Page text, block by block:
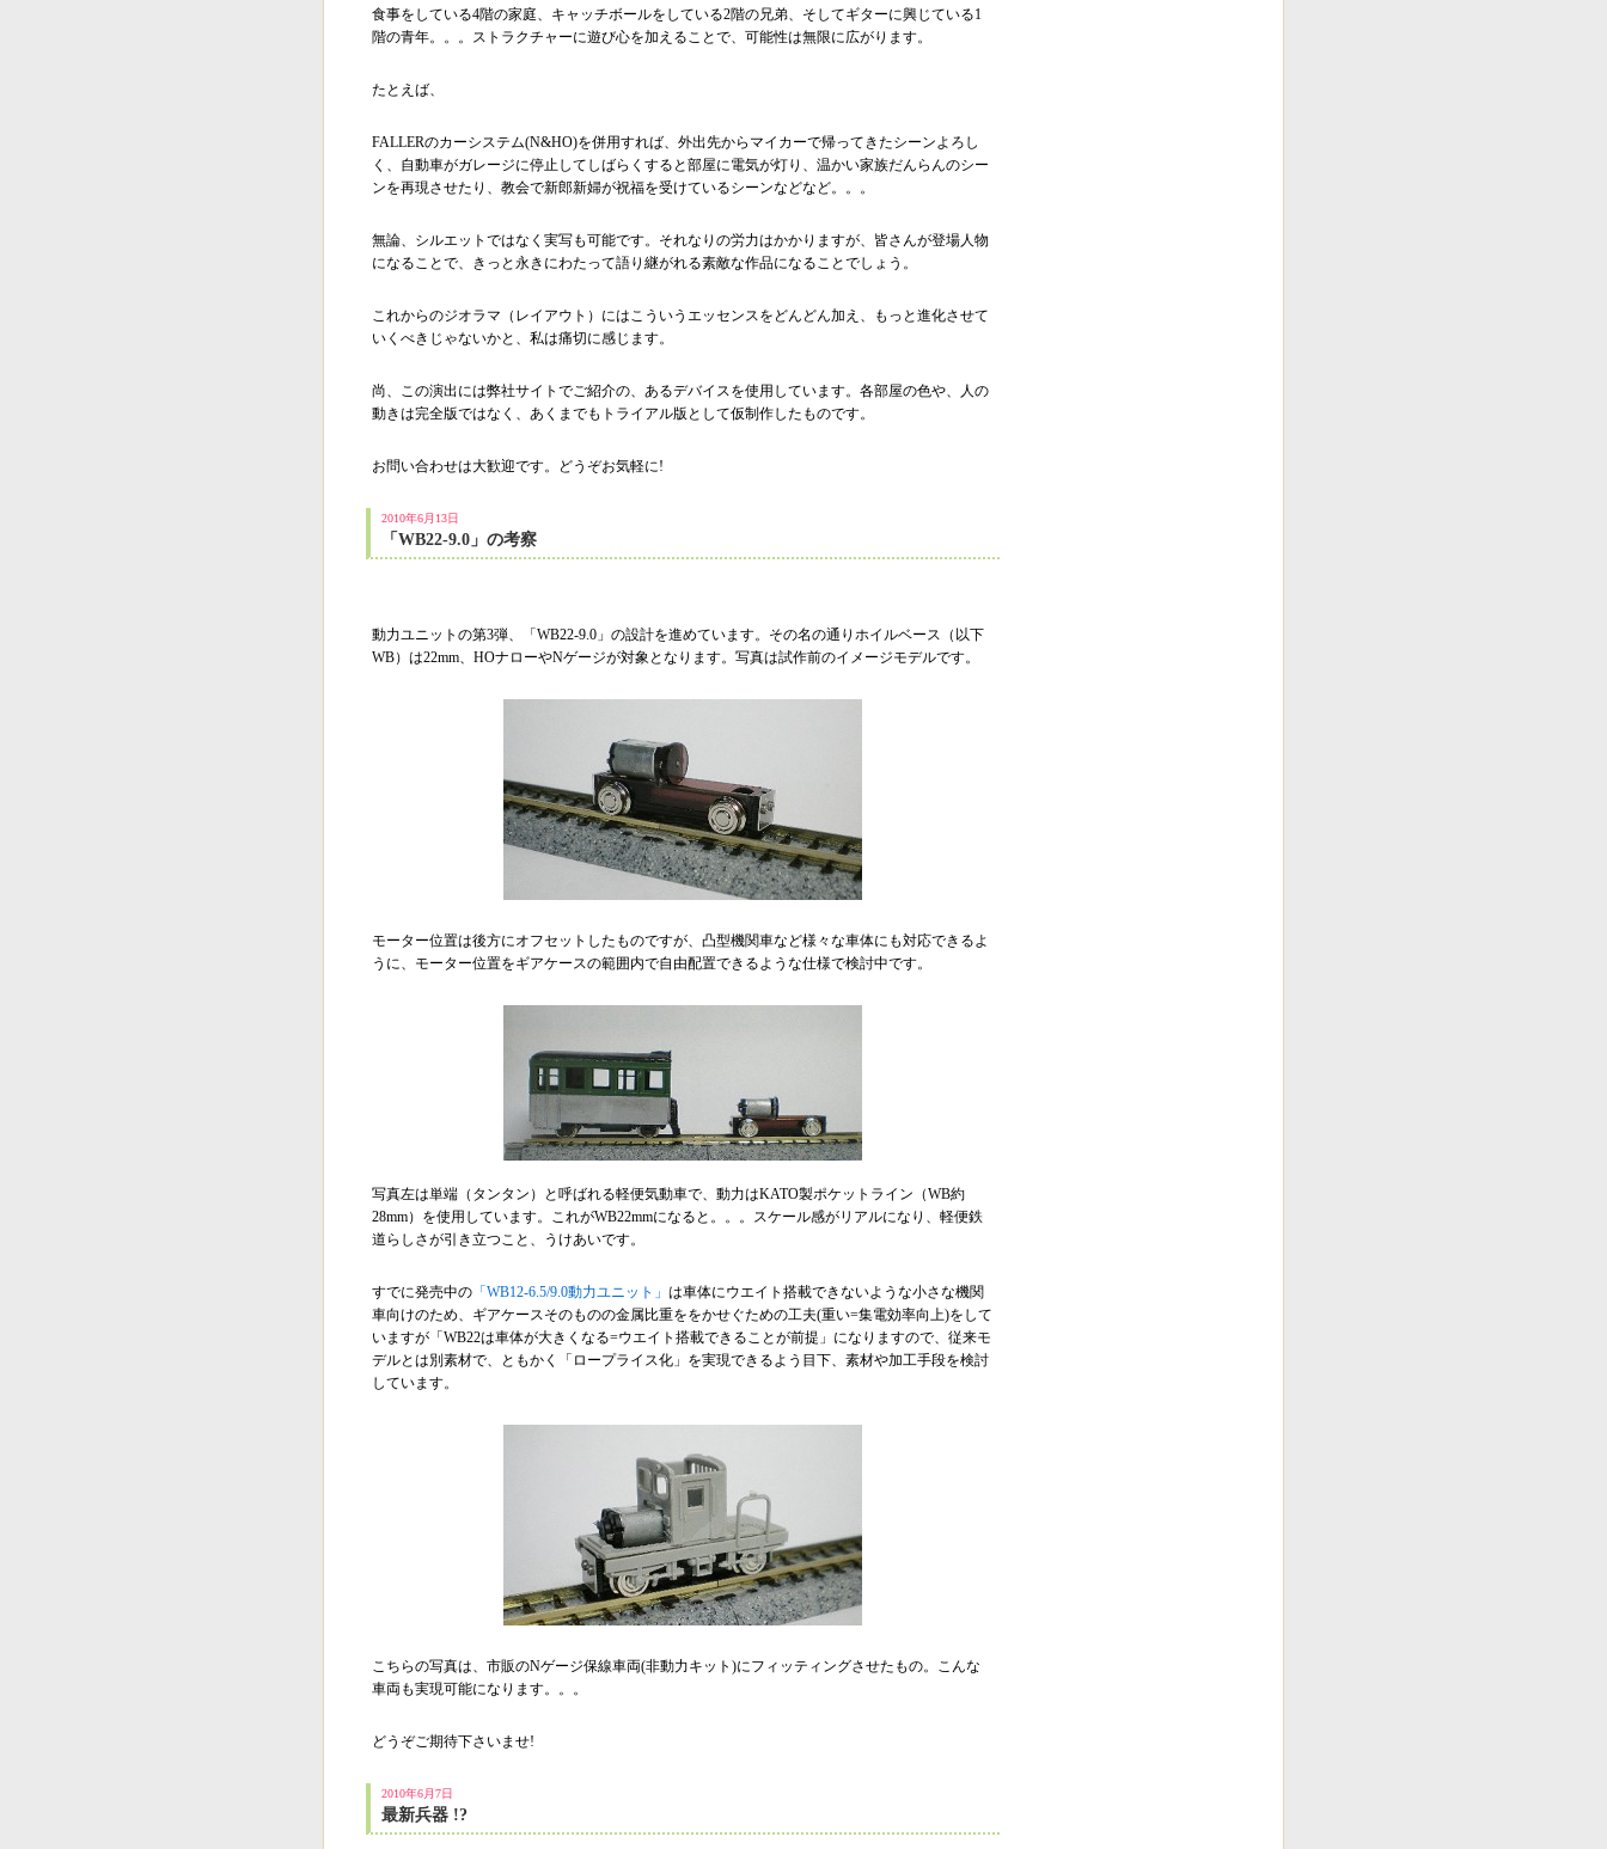
食事をしている4階の家庭、キャッチボールをしている2階の兄弟、そしてギターに興じている1
階の青年。。。ストラクチャーに遊び心を加えることで、可能性は無限に広がります。
たとえば、
FALLERのカーシステム(N&HO)を併用すれば、外出先からマイカーで帰ってきたシーンよろし
く、自動車がガレージに停止してしばらくすると部屋に電気が灯り、温かい家族だんらんのシー
ンを再現させたり、教会で新郎新婦が祝福を受けているシーンなどなど。。。
無論、シルエットではなく実写も可能です。それなりの労力はかかりますが、皆さんが登場人物
になることで、きっと永きにわたって語り継がれる素敵な作品になることでしょう。
これからのジオラマ（レイアウト）にはこういうエッセンスをどんどん加え、もっと進化させて
いくべきじゃないかと、私は痛切に感じます。
尚、この演出には弊社サイトでご紹介の、あるデバイスを使用しています。各部屋の色や、人の
動きは完全版ではなく、あくまでもトライアル版として仮制作したものです。
お問い合わせは大歓迎です。どうぞお気軽に!
2010年6月13日
「WB22-9.0」の考察
動力ユニットの第3弾、「WB22-9.0」の設計を進めています。その名の通りホイルベース（以下
WB）は22mm、HOナローやNゲージが対象となります。写真は試作前のイメージモデルです。
モーター位置は後方にオフセットしたものですが、凸型機関車など様々な車体にも対応できるよ
うに、モーター位置をギアケースの範囲内で自由配置できるような仕様で検討中です。
写真左は単端（タンタン）と呼ばれる軽便気動車で、動力はKATO製ポケットライン（WB約
28mm）を使用しています。これがWB22mmになると。。。スケール感がリアルになり、軽便鉄
道らしさが引き立つこと、うけあいです。
すでに発売中の 「WB12-6.5/9.0動力ユニット」 は車体にウエイト搭載できないような小さな機関
車向けのため、ギアケースそのものの金属比重ををかせぐための工夫(重い=集電効率向上)をして
いますが「WB22は車体が大きくなる=ウエイト搭載できることが前提」になりますので、従来モ
デルとは別素材で、ともかく「ロープライス化」を実現できるよう目下、素材や加工手段を検討
しています。
こちらの写真は、市販のNゲージ保線車両(非動力キット)にフィッティングさせたもの。こんな
車両も実現可能になります。。。
どうぞご期待下さいませ!
2010年6月7日
最新兵器 !?